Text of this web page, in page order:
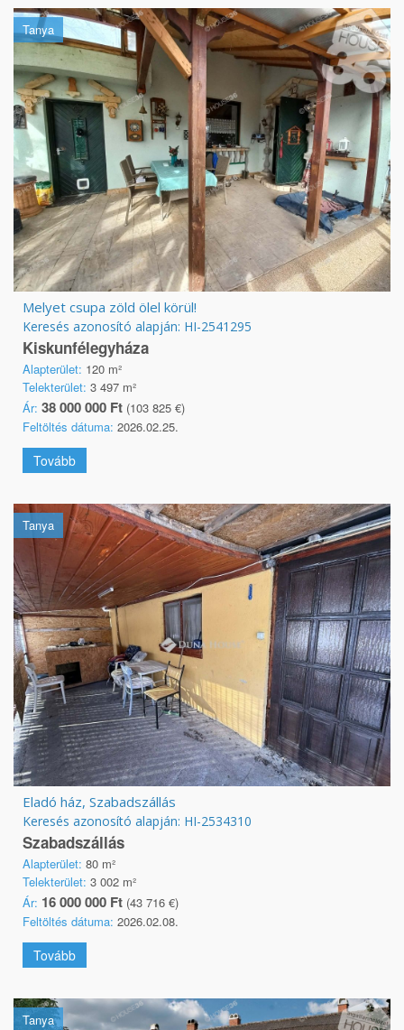
Tanya
Melyet csupa zöld ölel körül!
Keresés azonosító alapján: HI-2541295
Kiskunfélegyháza
Alapterület: 120 m²
Telekterület: 3 497 m²
Ár: 38 000 000 Ft (103 825 €)
Feltöltés dátuma: 2026.02.25.
Tovább
Tanya
Eladó ház, Szabadszállás
Keresés azonosító alapján: HI-2534310
Szabadszállás
Alapterület: 80 m²
Telekterület: 3 002 m²
Ár: 16 000 000 Ft (43 716 €)
Feltöltés dátuma: 2026.02.08.
Tovább
Tanya